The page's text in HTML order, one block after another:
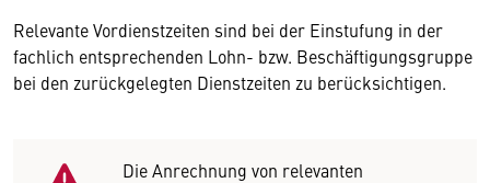
Relevante Vordienstzeiten sind bei der Einstufung in der
fachlich entsprechenden Lohn- bzw. Beschäftigungsgruppe
bei den zurückgelegten Dienstzeiten zu berücksichtigen.
Die Anrechnung von relevanten